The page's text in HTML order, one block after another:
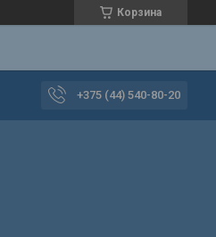
Корзина
+375 (44) 540-80-20